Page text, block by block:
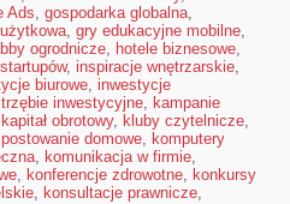
Ads, gospodarka globalna,
, gry edukacyjne mobilne,
ogrodnicze, hotele biznesowe,
, inspiracje wnętrzarskie,
biurowe, inwestycje
inwestycyjne, kampanie
kapitał obrotowy, kluby czytelnicze,
domowe, komputery
, komunikacja w firmie,
, konferencje zdrowotne, konkursy
, konsultacje prawnicze,